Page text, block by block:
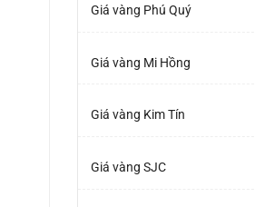
Giá vàng Phú Quý
Giá vàng Mi Hồng
Giá vàng Kim Tín
Giá vàng SJC